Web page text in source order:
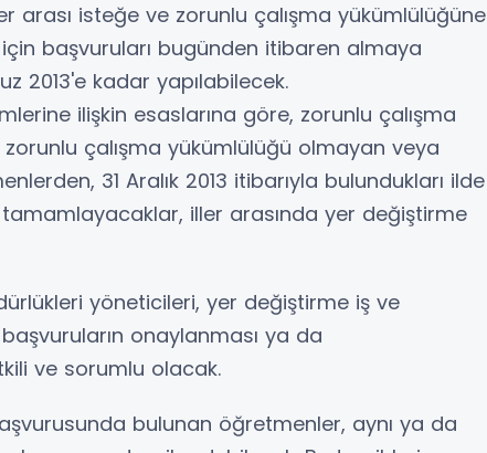
arası isteğe ve zorunlu çalışma yükümlülüğüne
başvuruları bugünden itibaren almaya
2013'e kadar yapılabilecek.
ilişkin esaslarına göre, zorunlu çalışma
çalışma yükümlülüğü olmayan veya
31 Aralık 2013 itibarıyla bulundukları ilde
tamamlayacaklar, iller arasında yer değiştirme
yöneticileri, yer değiştirme iş ve
onaylanması ya da
ve sorumlu olacak.
bulunan öğretmenler, aynı ya da